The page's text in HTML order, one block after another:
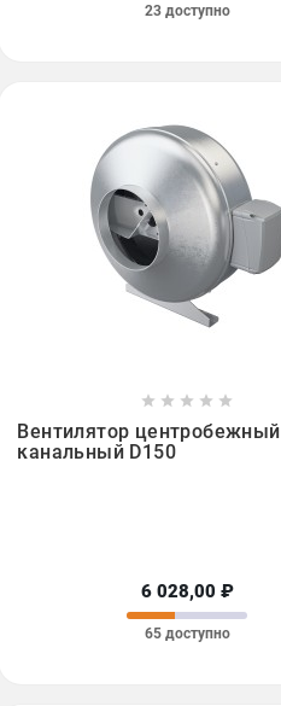
23 доступно
 
    
Вентилятор центробежный
канальный D150
6 028,00 ₽
65 доступно